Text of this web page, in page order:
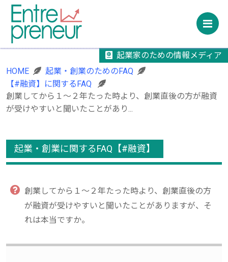
起業家のための情報メディア
HOME
起業・創業のためのFAQ
【#融資】に関するFAQ
創業してから１～２年たった時より、創業直後の方が融資
が受けやすいと聞いたことがあり...
起業・創業に関するFAQ【#融資】
創業してから１～２年たった時より、創業直後の方
が融資が受けやすいと聞いたことがありますが、そ
れは本当ですか。